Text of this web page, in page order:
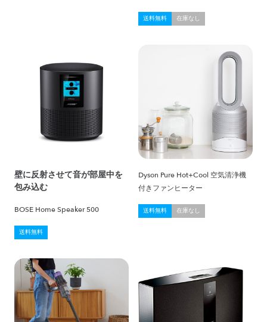
送料無料 在庫なし
壁に反射させて音が部屋中を
包み込む
BOSE Home Speaker 500
送料無料
Dyson Pure Hot+Cool 空気清浄機
付きファンヒーター
送料無料 在庫なし